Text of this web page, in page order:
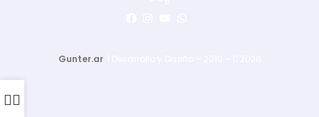
Gunter.ar| Desarrollo y Diseño – 2010 –